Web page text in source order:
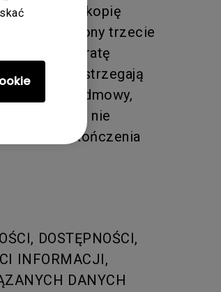
wykonać kopię
BenQ strony trzecie
lub utratę
trzecie zastrzegają
prawo do odmowy,
techniczne nie
daty zakończenia
DOSTĘPNOŚCI,
INFORMACJI,
DANYCH